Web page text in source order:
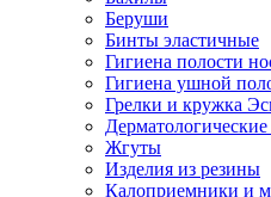
Беруши
Бинты эластичные
Гигиена полости
Гигиена ушной
Грелки и кружка
Дерматологические
Жгуты
Изделия из резины
Калоприемники и